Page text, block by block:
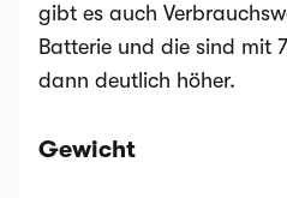
gibt es auch
Batterie und die sind mit
dann deutlich höher.
Gewicht